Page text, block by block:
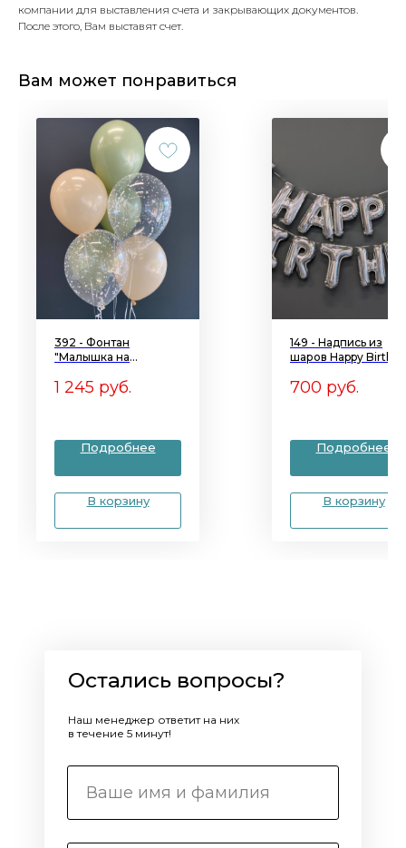
компании для выставления счета и закрывающих документов.
После этого, Вам выставят счет.
Вам может понравиться
392 - Фонтан
"Малышка на
1 245 руб.
Подробнее
В корзину
149 - Надпись из
шаров Happy
700 руб.
Подробнее
В корзину
Остались вопросы?
Наш менеджер ответит на них
в течение 5 минут!